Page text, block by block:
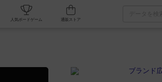
カフェ/店舗 人気ボードゲーム